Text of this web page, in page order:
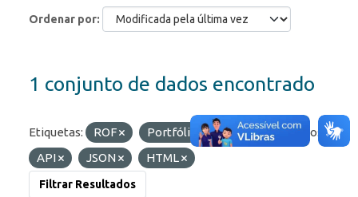
Ordenar por
1 conjunto de dados encontrado
Etiquetas: ROF Portfólio IED
Formatos:
API
JSON HTML
Filtrar Resultados